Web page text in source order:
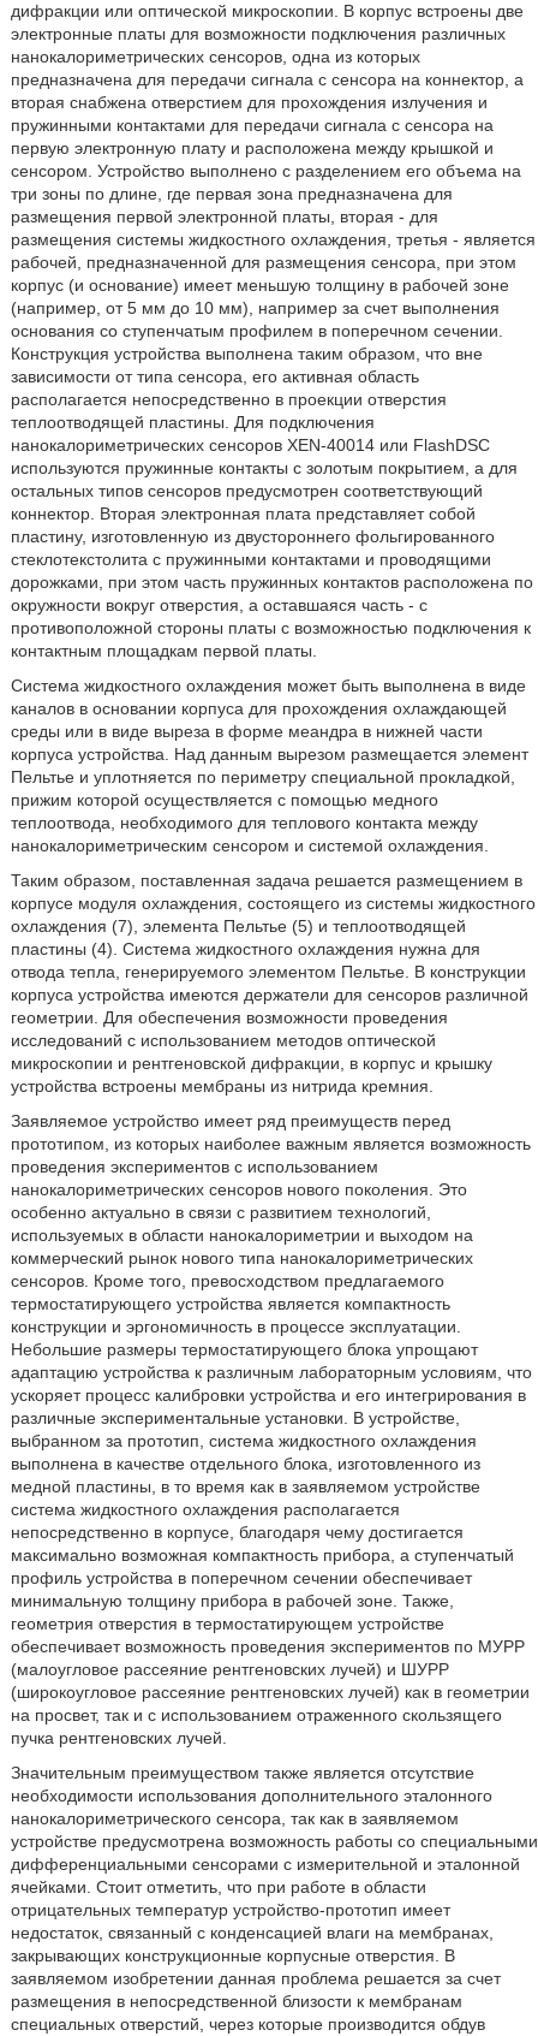
дифракции или оптической микроскопии. В корпус встроены две
электронные платы для возможности подключения различных
нанокалориметрических сенсоров, одна из которых
предназначена для передачи сигнала с сенсора на коннектор, а
вторая снабжена отверстием для прохождения излучения и
пружинными контактами для передачи сигнала с сенсора на
первую электронную плату и расположена между крышкой и
сенсором. Устройство выполнено с разделением его объема на
три зоны по длине, где первая зона предназначена для
размещения первой электронной платы, вторая - для
размещения системы жидкостного охлаждения, третья - является
рабочей, предназначенной для размещения сенсора, при этом
корпус (и основание) имеет меньшую толщину в рабочей зоне
(например, от 5 мм до 10 мм), например за счет выполнения
основания со ступенчатым профилем в поперечном сечении.
Конструкция устройства выполнена таким образом, что вне
зависимости от типа сенсора, его активная область
располагается непосредственно в проекции отверстия
теплоотводящей пластины. Для подключения
нанокалориметрических сенсоров XEN-40014 или FlashDSC
используются пружинные контакты с золотым покрытием, а для
остальных типов сенсоров предусмотрен соответствующий
коннектор. Вторая электронная плата представляет собой
пластину, изготовленную из двустороннего фольгированного
стеклотекстолита с пружинными контактами и проводящими
дорожками, при этом часть пружинных контактов расположена по
окружности вокруг отверстия, а оставшаяся часть - с
противоположной стороны платы с возможностью подключения к
контактным площадкам первой платы.
Система жидкостного охлаждения может быть выполнена в виде
каналов в основании корпуса для прохождения охлаждающей
среды или в виде выреза в форме меандра в нижней части
корпуса устройства. Над данным вырезом размещается элемент
Пельтье и уплотняется по периметру специальной прокладкой,
прижим которой осуществляется с помощью медного
теплоотвода, необходимого для теплового контакта между
нанокалориметрическим сенсором и системой охлаждения.
Таким образом, поставленная задача решается размещением в
корпусе модуля охлаждения, состоящего из системы жидкостного
охлаждения (7), элемента Пельтье (5) и теплоотводящей
пластины (4). Система жидкостного охлаждения нужна для
отвода тепла, генерируемого элементом Пельтье. В конструкции
корпуса устройства имеются держатели для сенсоров различной
геометрии. Для обеспечения возможности проведения
исследований с использованием методов оптической
микроскопии и рентгеновской дифракции, в корпус и крышку
устройства встроены мембраны из нитрида кремния.
Заявляемое устройство имеет ряд преимуществ перед
прототипом, из которых наиболее важным является возможность
проведения экспериментов с использованием
нанокалориметрических сенсоров нового поколения. Это
особенно актуально в связи с развитием технологий,
используемых в области нанокалориметрии и выходом на
коммерческий рынок нового типа нанокалориметрических
сенсоров. Кроме того, превосходством предлагаемого
термостатирующего устройства является компактность
конструкции и эргономичность в процессе эксплуатации.
Небольшие размеры термостатирующего блока упрощают
адаптацию устройства к различным лабораторным условиям, что
ускоряет процесс калибровки устройства и его интегрирования в
различные экспериментальные установки. В устройстве,
выбранном за прототип, система жидкостного охлаждения
выполнена в качестве отдельного блока, изготовленного из
медной пластины, в то время как в заявляемом устройстве
система жидкостного охлаждения располагается
непосредственно в корпусе, благодаря чему достигается
максимально возможная компактность прибора, а ступенчатый
профиль устройства в поперечном сечении обеспечивает
минимальную толщину прибора в рабочей зоне. Также,
геометрия отверстия в термостатирующем устройстве
обеспечивает возможность проведения экспериментов по МУРР
(малоугловое рассеяние рентгеновских лучей) и ШУРР
(широкоугловое рассеяние рентгеновских лучей) как в геометрии
на просвет, так и с использованием отраженного скользящего
пучка рентгеновских лучей.
Значительным преимуществом также является отсутствие
необходимости использования дополнительного эталонного
нанокалориметрического сенсора, так как в заявляемом
устройстве предусмотрена возможность работы со специальными
дифференциальными сенсорами с измерительной и эталонной
ячейками. Стоит отметить, что при работе в области
отрицательных температур устройство-прототип имеет
недостаток, связанный с конденсацией влаги на мембранах,
закрывающих конструкционные корпусные отверстия. В
заявляемом изобретении данная проблема решается за счет
размещения в непосредственной близости к мембранам
специальных отверстий, через которые производится обдув